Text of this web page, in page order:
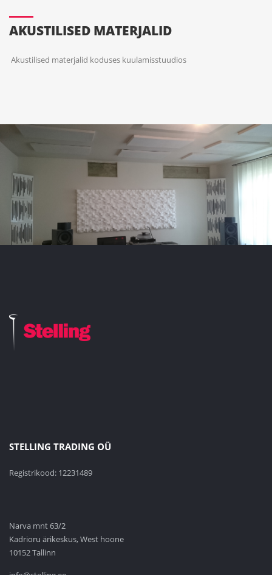
AKUSTILISED MATERJALID
Akustilised materjalid koduses kuulamisstuudios
STELLING TRADING OÜ
Registrikood: 12231489
Narva mnt 63/2
Kadrioru ärikeskus, West hoone
10152 Tallinn